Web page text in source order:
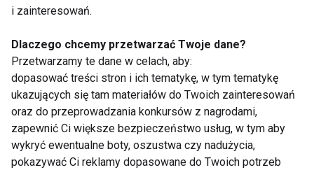
wolne od GMO, syntetycznych pestycydów,
dodatków chemicznych. Cały proces ich
wytwarzania jest kontrolowany „od pola do stołu” i
następnie weryfikowany w niezależnych systemach
certyfikacji. Cena, jeśli bywa wyższa, odzwierciedla
zrównoważone metody uprawy i produkcji, dbałość o
środowisko naturalne i lepszy dobrostan zwierząt.
Kolejnym mitem jest utożsamianie żywności
i zainteresowań.
Dlaczego chcemy przetwarzać Twoje dane?
Przetwarzamy te dane w celach, aby:
dopasować treści stron i ich tematykę, w tym tematykę
ukazujących się tam materiałów do Twoich zainteresowań
oraz do przeprowadzania konkursów z nagrodami,
zapewnić Ci większe bezpieczeństwo usług, w tym aby
wykryć ewentualne boty, oszustwa czy nadużycia,
pokazywać Ci reklamy dopasowane do Twoich potrzeb